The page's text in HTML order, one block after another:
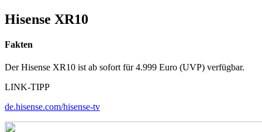
Hisense XR10
Fakten
Der Hisense XR10 ist ab sofort für 4.999 Euro (UVP) verfügbar.
LINK-TIPP
de.hisense.com/hisense-tv